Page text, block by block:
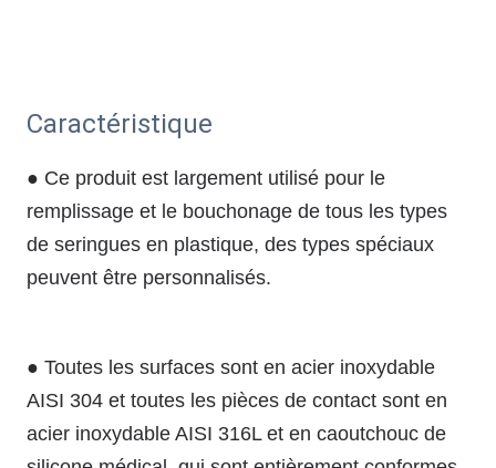
Caractéristique
● Ce produit est largement utilisé pour le
remplissage et le bouchonage de tous les types
de seringues en plastique, des types spéciaux
peuvent être personnalisés.
● Toutes les surfaces sont en acier inoxydable
AISI 304 et toutes les pièces de contact sont en
acier inoxydable AISI 316L et en caoutchouc de